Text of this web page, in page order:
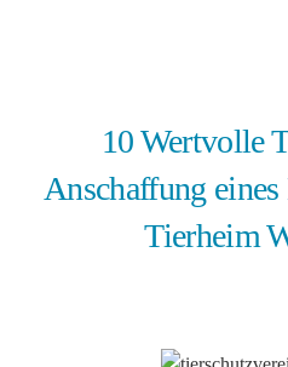
10 Wertvolle
Anschaffung
Tierheim